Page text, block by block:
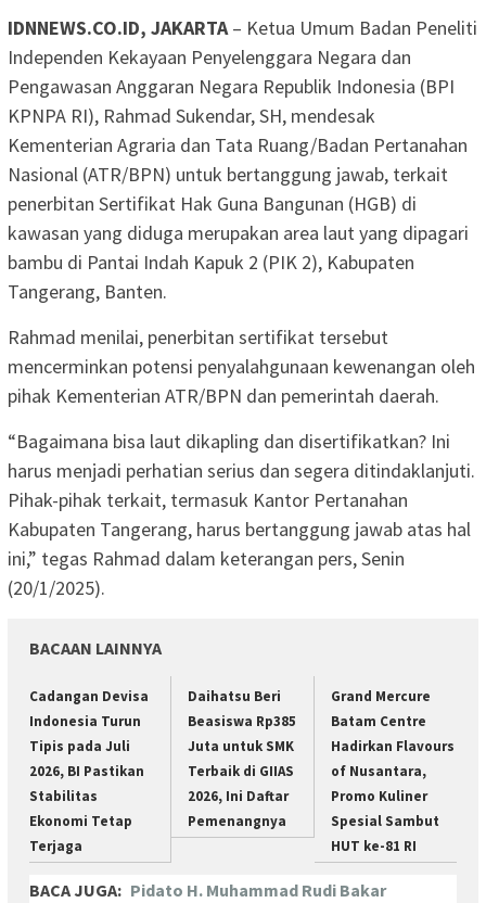
IDNNEWS.CO.ID, JAKARTA– Ketua Umum Badan Peneliti
Independen Kekayaan Penyelenggara Negara dan
Pengawasan Anggaran Negara Republik Indonesia (BPI
KPNPA RI), Rahmad Sukendar, SH, mendesak
Kementerian Agraria dan Tata Ruang/Badan Pertanahan
Nasional (ATR/BPN) untuk bertanggung jawab, terkait
penerbitan Sertifikat Hak Guna Bangunan (HGB) di
kawasan yang diduga merupakan area laut yang dipagari
bambu di Pantai Indah Kapuk 2 (PIK 2), Kabupaten
Tangerang, Banten.
Rahmad menilai, penerbitan sertifikat tersebut
mencerminkan potensi penyalahgunaan kewenangan oleh
pihak Kementerian ATR/BPN dan pemerintah daerah.
“Bagaimana bisa laut dikapling dan disertifikatkan? Ini
harus menjadi perhatian serius dan segera ditindaklanjuti.
Pihak-pihak terkait, termasuk Kantor Pertanahan
Kabupaten Tangerang, harus bertanggung jawab atas hal
ini,” tegas Rahmad dalam keterangan pers, Senin
(20/1/2025).
BACAAN LAINNYA
Cadangan Devisa
Indonesia Turun
Tipis pada Juli
2026, BI Pastikan
Stabilitas
Ekonomi Tetap
Terjaga
Daihatsu Beri
Beasiswa Rp385
Juta untuk SMK
Terbaik di GIIAS
2026, Ini Daftar
Pemenangnya
Grand Mercure
Batam Centre
Hadirkan Flavours
of Nusantara,
Promo Kuliner
Spesial Sambut
HUT ke-81 RI
BACA JUGA: Pidato H. Muhammad Rudi Bakar